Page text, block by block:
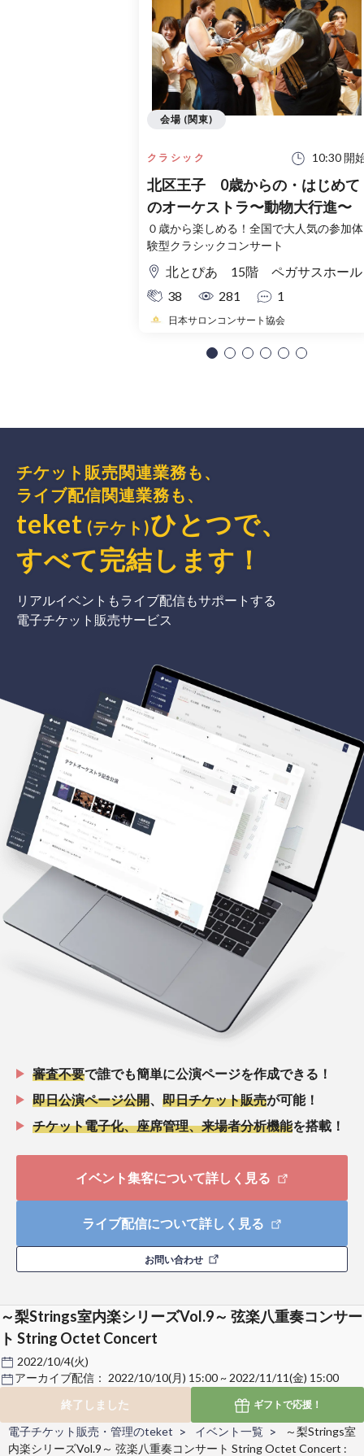
クラシック 10:30 開
北区王子 0歳からの・はじめて
のオーケストラ〜動物大行進〜
０歳から楽しめる！全国で大人気の参加体
験型クラシックコンサート
北とぴあ 15階 ペガサスホール
38
281 1
日本サロンコンサート協会
会場 (関東)
チケット販売関連業務も、
ライブ配信関連業務も、
teket (テケト)ひとつで、
すべて完結 します ！
リアルイベントもライブ配信もサポートする
電子チケット販売サービス
審査不要で誰でも簡単に公演ページを作成できる！
即日公演ページ公開、 即日チケット販売が可能！
チケット電子化、座席管理、来場者分析機能を搭載！
イベント集客について詳しく見る
ライブ配信について詳しく見る
お問い合わせ
～梨Strings室内楽シリーズVol.9～ 弦楽八重奏コンサー
ト String Octet Concert
2022/10/4(火)
アーカイブ配信： 2022/10/10(月) 15:00 ~ 2022/11/11(金) 15:00
終了しました
ギフトで応援！
電子チケット販売・管理のteket イベント一覧
～梨Strings室
内楽シリーズVol.9～ 弦楽八重奏コンサート String Octet Concert :